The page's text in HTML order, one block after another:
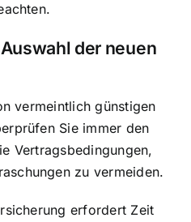
der neuen
vermeintlich günstigen
Sie immer den
Vertragsbedingungen,
zu vermeiden.
erfordert Zeit